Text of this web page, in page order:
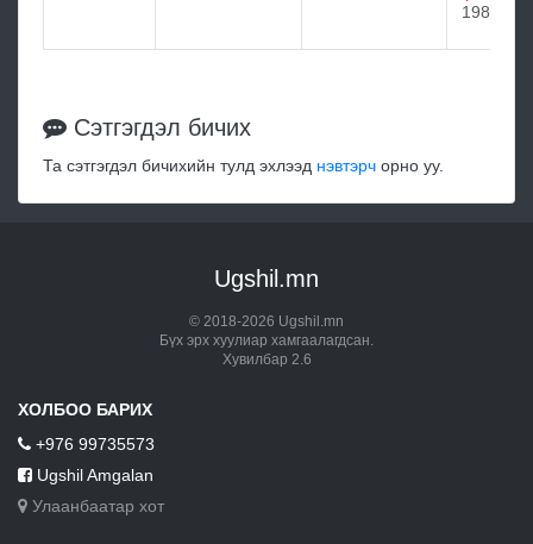
1981
Сэтгэгдэл бичих
Та сэтгэгдэл бичихийн тулд эхлээд нэвтэрч орно уу.
Ugshil.mn
© 2018-2026 Ugshil.mn
Бүх эрх хуулиар хамгаалагдсан.
Хувилбар 2.6
ХОЛБОО БАРИХ
+976 99735573
Ugshil Amgalan
Улаанбаатар хот